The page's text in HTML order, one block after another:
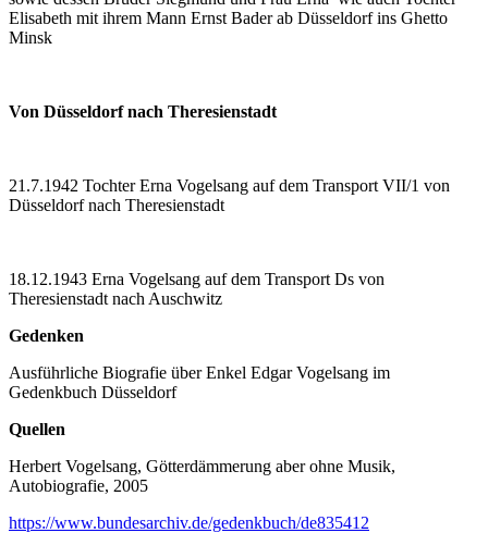
Elisabeth mit ihrem Mann Ernst Bader ab Düsseldorf ins Ghetto
Minsk
Von Düsseldorf nach Theresienstadt
21.7.1942 Tochter Erna Vogelsang auf dem Transport VII/1 von
Düsseldorf nach Theresienstadt
18.12.1943 Erna Vogelsang auf dem Transport Ds von
Theresienstadt nach Auschwitz
Gedenken
Ausführliche Biografie über Enkel Edgar Vogelsang im
Gedenkbuch Düsseldorf
Quellen
Herbert Vogelsang, Götterdämmerung aber ohne Musik,
Autobiografie, 2005
https://www.bundesarchiv.de/gedenkbuch/de835412